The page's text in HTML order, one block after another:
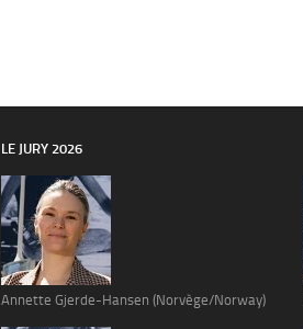
LE JURY 2026
Annette Gjerde-Hansen (Norvège/Norway)